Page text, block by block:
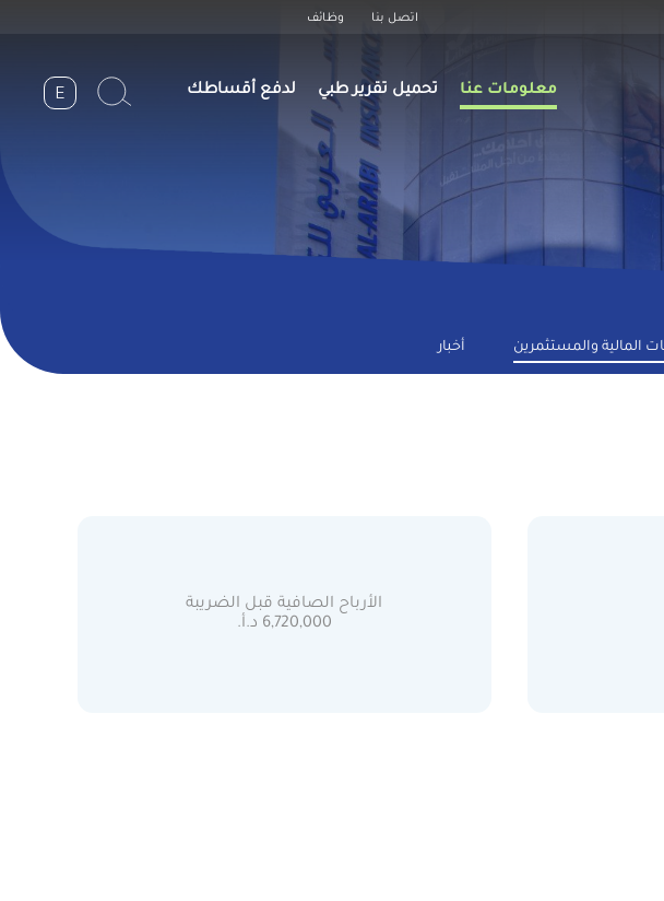
Header
اتصل بنا وظائف
Main
navigation
معلومات عنا تحميل تقرير طبي لدفع أقساطك E
المالية والمستثمرين أخبار
الأرباح الصافية قبل الضريبة
6,720,000 د.أ.